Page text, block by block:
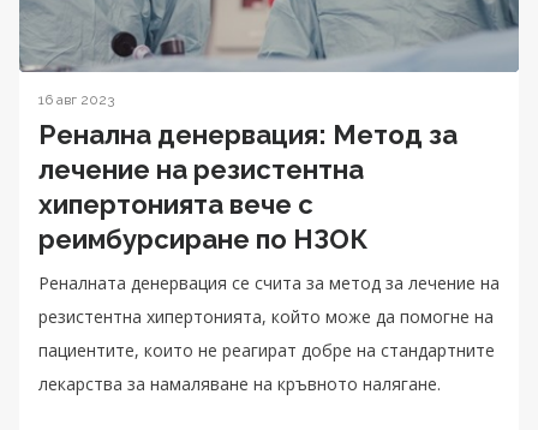
16 авг 2023
Ренална денервация: Mетод за
лечение на резистентна
хипертонията вече с
реимбурсиране по НЗОК
Реналната денервация се счита за метод за лечение на
резистентна хипертонията, който може да помогне на
пациентите, които не реагират добре на стандартните
лекарства за намаляване на кръвното налягане.